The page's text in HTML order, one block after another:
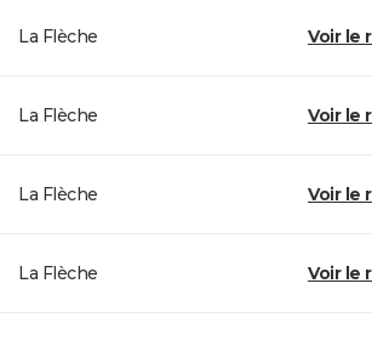
La Flèche Voir le
La Flèche Voir le
La Flèche Voir le
La Flèche Voir le